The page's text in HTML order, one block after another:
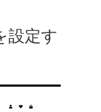
設定す